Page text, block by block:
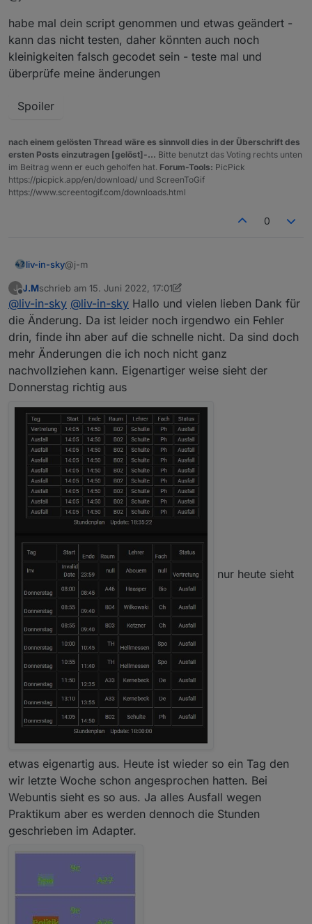
dein Script so anzupassen wie es jetzt ist. Ich habe
gegoogelt probiert gelöscht von vorn und mich gefreut
wenn kein Fehler bei meiner Änderung entstanden ist.
Was ich damit sagen will, ich habe keine Ahnung ´wie ich
das umsetzen kann.
ich die nächsten Wochen wieder eine Beschäftigung. :)
habe mal dein script genommen und etwas geändert -
kann das nicht testen, daher könnten auch noch
kleinigkeiten falsch gecodet sein - teste mal und
überprüfe meine änderungen
Spoiler
nach einem gelösten Thread wäre es sinnvoll dies in der Überschrift des
ersten Posts einzutragen [gelöst]-... Bitte benutzt das Voting rechts unten
im Beitrag wenn er euch geholfen hat. Forum-Tools: PicPick
https://picpick.app/en/download/ und ScreenToGif
https://www.screentogif.com/downloads.html
0
liv-in-sky@j-m
habe mal dein script genommen und etwas geändert
- kann das nicht testen, daher könnten auch noch
kleinigkeiten falsch gecodet sein - teste mal und
überprüfe meine änderungen
Spoiler
J
Offline
J.Mschrieb am 15. Juni 2022, 17:01
zuletzt editiert von J.M
@liv-in-sky @liv-in-sky Hallo und vielen lieben Dank für
die Änderung. Da ist leider noch irgendwo ein Fehler
drin, finde ihn aber auf die schnelle nicht. Da sind doch
mehr Änderungen die ich noch nicht ganz
nachvollziehen kann. Eigenartiger weise sieht der
Donnerstag richtig aus
nur heute sieht
etwas eigenartig aus. Heute ist wieder so ein Tag den
wir letzte Woche schon angesprochen hatten. Bei
Webuntis sieht es so aus. Ja alles Ausfall wegen
Praktikum aber es werden dennoch die Stunden
geschrieben im Adapter.